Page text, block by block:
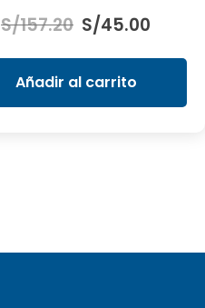
S/157.20 precio
original
era:
S/45.00
actual
S/45.00.
Añadir al carrito